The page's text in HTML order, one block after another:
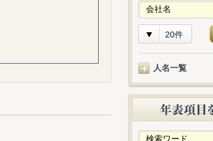
20件
人名一覧